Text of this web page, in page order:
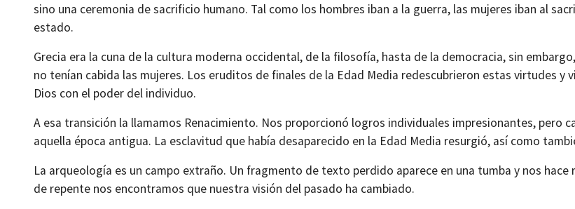
sino una ceremonia de sacrificio humano. Tal como los hombres iban a la guerra, las mujeres iban al
estado.
Grecia era la cuna de la cultura moderna occidental, de la filosofía, hasta de la democracia, sin
no tenían cabida las mujeres. Los eruditos de finales de la Edad Media redescubrieron estas virtudes
Dios con el poder del individuo.
A esa transición la llamamos Renacimiento. Nos proporcionó logros individuales impresionantes,
aquella época antigua. La esclavitud que había desaparecido en la Edad Media resurgió, así como
La arqueología es un campo extraño. Un fragmento de texto perdido aparece en una tumba y nos
de repente nos encontramos que nuestra visión del pasado ha cambiado.